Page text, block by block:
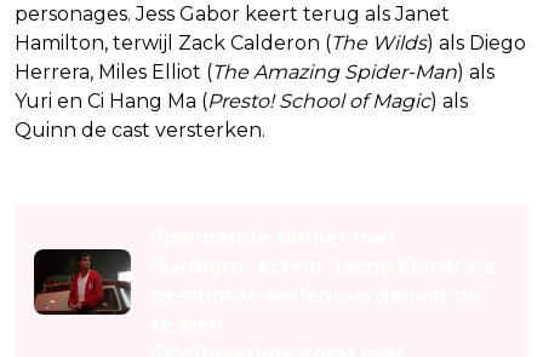
personages. Jess Gabor keert terug als Janet
Hamilton, terwijl Zack Calderon (The Wilds) als Diego
Herrera, Miles Elliot (The Amazing Spider-Man) als
Yuri en Ci Hang Ma (Presto! School of Magic) als
Quinn de cast versterken.